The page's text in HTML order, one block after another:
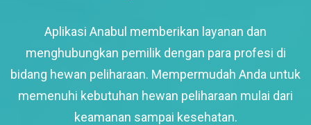
Aplikasi Anabul memberikan layanan dan
menghubungkan pemilik dengan para profesi di
bidang hewan peliharaan. Mempermudah Anda untuk
memenuhi kebutuhan hewan peliharaan mulai dari
keamanan sampai kesehatan.